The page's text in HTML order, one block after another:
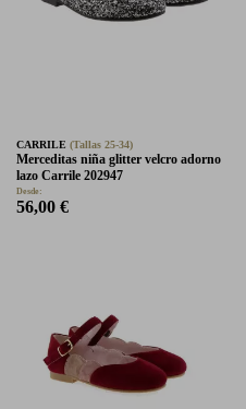
CARRILE (Tallas 25-34)
Merceditas niña glitter velcro adorno
lazo Carrile 202947
Desde:
56,00 €